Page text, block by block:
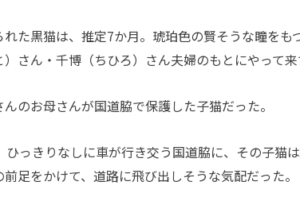
れた黒猫は、推定7か月。琥珀色の賢そうな瞳を
さん・千博（ちひろ）さん夫婦のもとにやって来
のお母さんが国道脇で保護した子猫だった。
っきりなしに車が行き交う国道脇に、その子猫
足をかけて、道路に飛び出しそうな気配だった。